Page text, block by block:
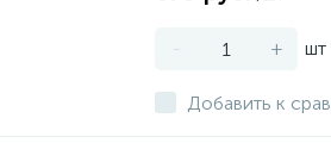
- + шт
Добавить к